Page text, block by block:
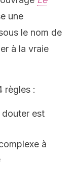
une
le nom de
à la vraie
règles :
est
à